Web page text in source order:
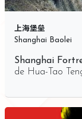
上海堡垒
Shanghai Baolei
Shanghai
de Hua-Tao